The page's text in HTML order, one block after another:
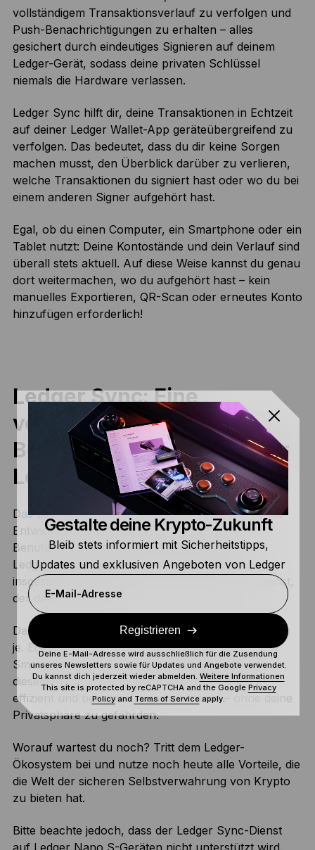
vollständigem Transaktionsverlauf zu verfolgen und
Push-Benachrichtigungen zu erhalten – alles
gesichert durch eindeutiges Signieren auf deinem
Ledger-Gerät, sodass deine privaten Schlüssel
niemals die Hardware verlassen.
Ledger Sync hilft dir, deine Transaktionen in Echtzeit
auf deiner Ledger Wallet-App geräteübergreifend zu
verfolgen. Das bedeutet, dass du dir keine Sorgen
machen musst, den Überblick darüber zu verlieren,
welche Transaktionen du signiert hast oder wo du bei
einem anderen Signer aufgehört hast.
Egal, ob du einen Computer, ein Smartphone oder ein
Tablet nutzt: Deine Kontostände und dein Verlauf sind
überall stets aktuell. Auf diese Weise kannst du genau
dort weitermachen, wo du aufgehört hast – kein
manuelles Exportieren, QR-Scan oder erneutes Konto
hinzufügen erforderlich!
Ledger Sync: Eine
verbesserte
Benutzerfreundlichkeit für
Ledger Wallet
Das Ledger Key Ring-Protokoll ist eine bedeutende
Entwicklung, die erhöhte Funktionalität und
Benutzerfreundlichkeit verspricht, nicht nur für
Ledger-Nutzer, sondern für Web 3.0-Nutzer
insgesamt. Und Ledger Sync ist nur der erste Dienst,
der davon profitiert.
Dank Ledger Sync istLedger Wallet
bequemer denn
je. Egal, welches Gerät du verwendest, sei es dein
Smartphone oder Laptop, Ledger Wallet zeigt
dieselben Informationen an, was die App sicher,
effizient und benutzerfreundlich macht – ohne deine
Privatsphäre zu gefährden.
Worauf wartest du noch? Tritt dem Ledger-
Ökosystem bei und nutze noch heute alle Vorteile, die
die Welt der sicheren Selbstverwahrung von Krypto
zu bieten hat.
Bitte beachte jedoch, dass der Ledger Sync-Dienst
Gestalte deine Krypto-Zukunft
Bleib stets informiert mit Sicherheitstipps,
Updates und exklusiven Angeboten von Ledger
E-Mail-Adresse
Registrieren
Deine E-Mail-Adresse wird ausschließlich für die Zusendung
unseres Newsletters sowie für Updates und Angebote verwendet.
Du kannst dich jederzeit wieder abmelden. Weitere Informationen
This site is protected by reCAPTCHA and the Google Privacy
Policyand Terms of Serviceapply.